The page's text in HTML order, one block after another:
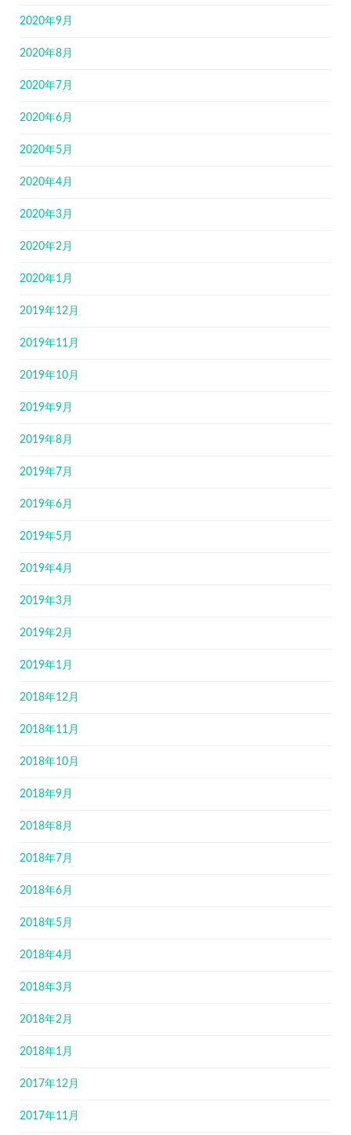
2020年9月
2020年8月
2020年7月
2020年6月
2020年5月
2020年4月
2020年3月
2020年2月
2020年1月
2019年12月
2019年11月
2019年10月
2019年9月
2019年8月
2019年7月
2019年6月
2019年5月
2019年4月
2019年3月
2019年2月
2019年1月
2018年12月
2018年11月
2018年10月
2018年9月
2018年8月
2018年7月
2018年6月
2018年5月
2018年4月
2018年3月
2018年2月
2018年1月
2017年12月
2017年11月